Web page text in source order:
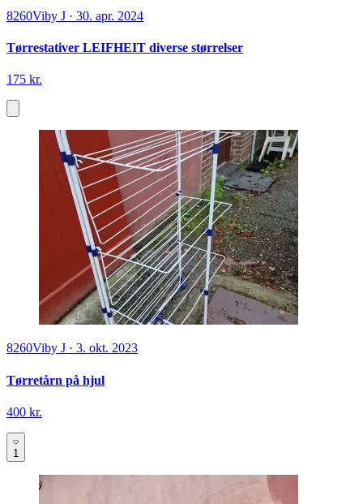
8260Viby J · 30. apr. 2024
Tørrestativer LEIFHEIT diverse størrelser
175 kr.
8260Viby J · 3. okt. 2023
Tørretårn på hjul
400 kr.
1